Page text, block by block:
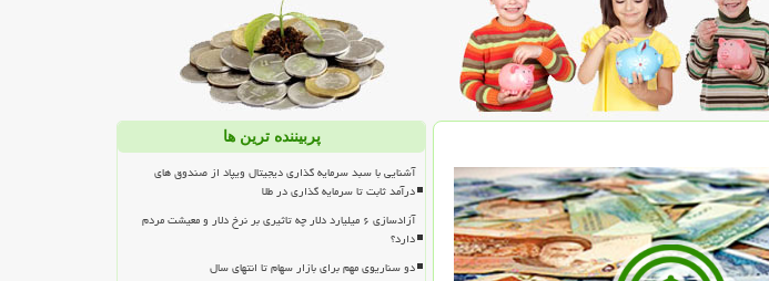
پربیننده ترین ها
آشنایی با سبد سرمایه گذاری دیجیتال ویپاد از صندوق های
درآمد ثابت تا سرمایه گذاری در طلا
آزادسازی ۶ میلیارد دلار چه تاثیری بر نرخ دلار و معیشت مردم
دارد؟
دو سناریوی مهم برای بازار سهام تا انتهای سال